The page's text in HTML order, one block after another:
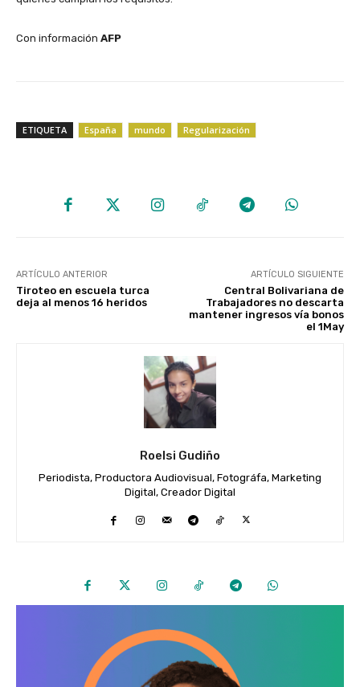
Con información AFP
ETIQUETA España mundo Regularización
ARTÍCULO ANTERIOR
Tiroteo en escuela turca
deja al menos 16 heridos
ARTÍCULO SIGUIENTE
Central Bolivariana de
Trabajadores no descarta
mantener ingresos vía bonos
el 1May
Roelsi Gudiño
Periodista, Productora Audiovisual, Fotográfa, Marketing
Digital, Creador Digital